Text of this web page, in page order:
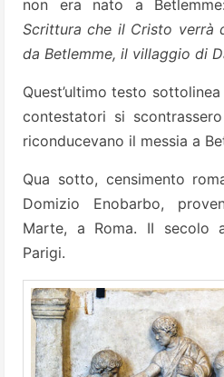
non era nato a
Scrittura che il Cristo verrà
da Betlemme, il villaggio di
Quest’ultimo testo
contestatori si
riconducevano il messia a
Qua sotto, censimento
Domizio Enobarbo,
Marte, a Roma. II secolo
Parigi.